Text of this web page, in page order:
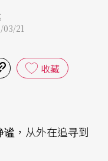
21
收藏
，从外在追寻到